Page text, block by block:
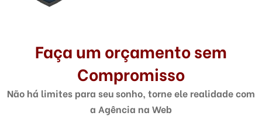
Faça um orçamento sem
Compromisso
Não há limites para seu sonho, torne ele realidade com
a Agência na Web